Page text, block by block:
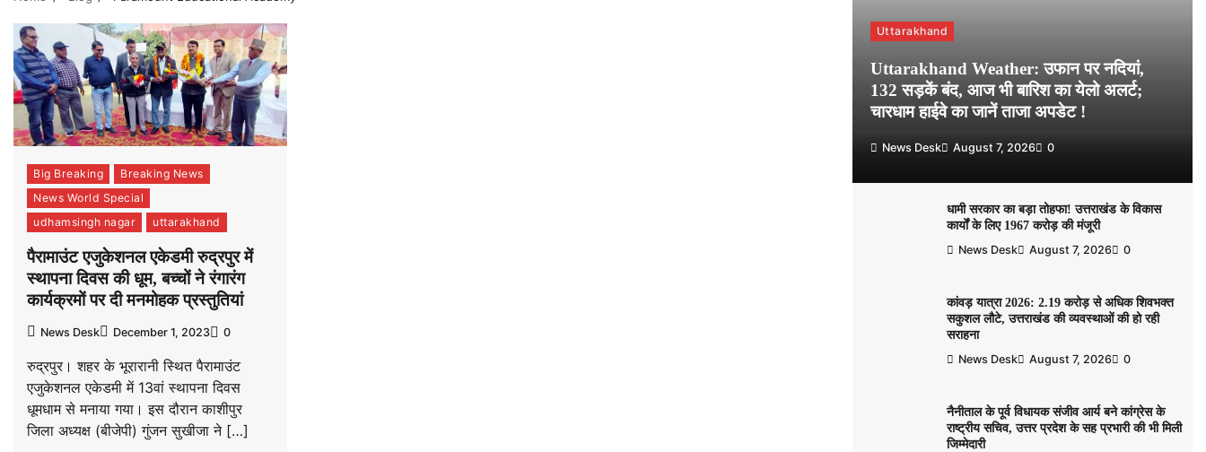
Big Breaking
Breaking News
News World Special
udhamsingh nagar
uttarakhand
पैरामाउंट एजुकेशनल एकेडमी रुद्रपुर में
स्थापना दिवस की धूम, बच्चों ने रंगारंग
कार्यक्रमों पर दी मनमोहक प्रस्तुतियां
News Desk December 1, 2023 0
रुद्रपुर। शहर के भूरारानी स्थित पैरामाउंट
एजुकेशनल एकेडमी में 13वां स्थापना दिवस
धूमधाम से मनाया गया। इस दौरान काशीपुर
जिला अध्यक्ष (बीजेपी) गुंजन सुखीजा ने […]
Uttarakhand
Uttarakhand Weather: उफान पर नदियां,
132 सड़कें बंद, आज भी बारिश का येलो अलर्ट;
चारधाम हाईवे का जानें ताजा अपडेट !
News Desk August 7, 2026 0
धामी सरकार का बड़ा तोहफा! उत्तराखंड के विकास
कार्यों के लिए 1967 करोड़ की मंजूरी
News Desk August 7, 2026 0
कांवड़ यात्रा 2026: 2.19 करोड़ से अधिक शिवभक्त
सकुशल लौटे, उत्तराखंड की व्यवस्थाओं की हो रही
सराहना
News Desk August 7, 2026 0
नैनीताल के पूर्व विधायक संजीव आर्य बने कांग्रेस के
राष्ट्रीय सचिव, उत्तर प्रदेश के सह प्रभारी की भी मिली
जिम्मेदारी